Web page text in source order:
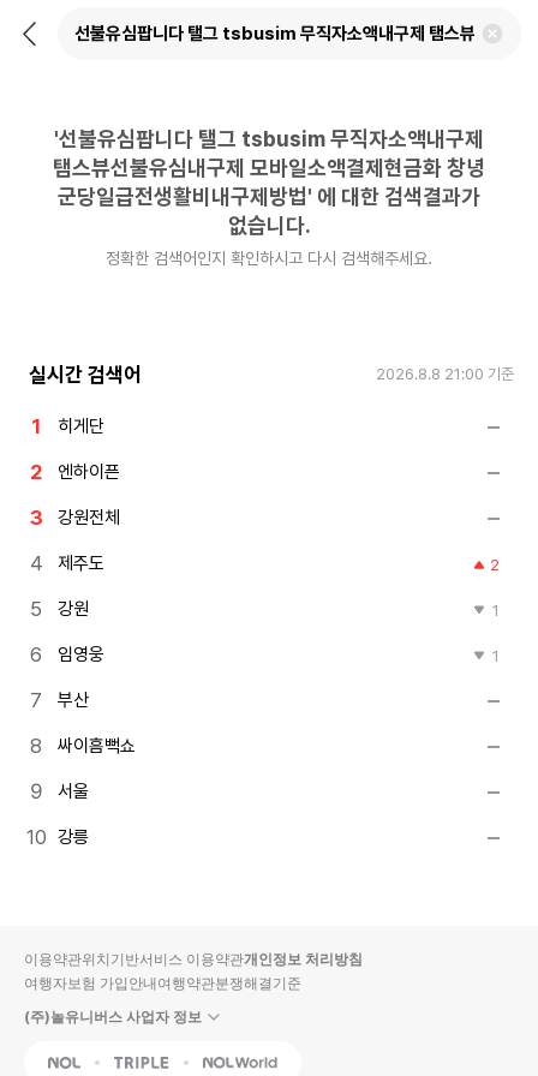
뒤
검
'선불유심팝니다 탤그 tsbusim 무직자소액내구제
탬스뷰선불유심내구제 모바일소액결제현금화 창녕
군당일급전생활비내구제방법' 에 대한 검색결과가
없습니다.
정확한 검색어인지 확인하시고 다시 검색해주세요.
실시간 검색어 2026.8.8 21:00 기준
히게단
엔하이픈
강원전체
제주도 2
강원 1
임영웅 1
부산
싸이흠뻑쇼
서울
강릉
이용약관위치기반서비스 이용약관개인정보 처리방침
여행자보험 가입안내여행약관분쟁해결기준
(주)놀유니버스 사업자 정보
NOL Triple Interpark Global